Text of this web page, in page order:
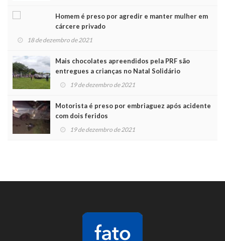
Homem é preso por agredir e manter mulher em
cárcere privado
18 de dezembro de 2021
Mais chocolates apreendidos pela PRF são
entregues a crianças no Natal Solidário
19 de dezembro de 2021
Motorista é preso por embriaguez após acidente
com dois feridos
19 de dezembro de 2021